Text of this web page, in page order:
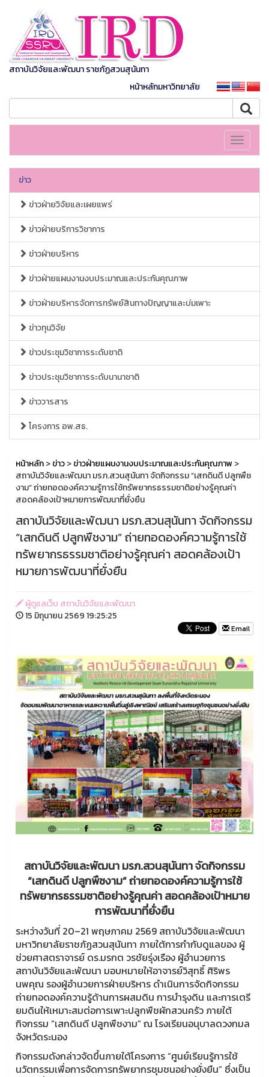
สถาบันวิจัยและพัฒนา ราชภัฏสวนสุนันทา
หน้าหลักมหาวิทยาลัย
Toggle
ข่าว
ข่าวฝ่ายวิจัยและเผยแพร่
ข่าวฝ่ายบริการวิชาการ
ข่าวฝ่ายบริหาร
ข่าวฝ่ายแผนงานงบประมาณและประกันคุณภาพ
ข่าวฝ่ายบริหารจัดการทรัพย์สินทางปัญญาและบ่มเพาะ
ข่าวทุนวิจัย
ข่าวประชุมวิชาการระดับชาติ
ข่าวประชุมวิชาการระดับนานาชาติ
ข่าววารสาร
โครงการ อพ.สธ.
หน้าหลัก>ข่าว>ข่าวฝ่ายแผนงานงบประมาณและประกันคุณภาพ >
สถาบันวิจัยและพัฒนา มรภ.สวนสุนันทา จัดกิจกรรม “เสกดินดี ปลูกพืช
งาม” ถ่ายทอดองค์ความรู้การใช้ทรัพยากรธรรมชาติอย่างรู้คุณค่า
สอดคล้องเป้าหมายการพัฒนาที่ยั่งยืน
สถาบันวิจัยและพัฒนา มรภ.สวนสุนันทา จัดกิจกรรม
“เสกดินดี ปลูกพืชงาม” ถ่ายทอดองค์ความรู้การใช้
ทรัพยากรธรรมชาติอย่างรู้คุณค่า สอดคล้องเป้า
หมายการพัฒนาที่ยั่งยืน
ผู้ดูแลเว็บ สถาบันวิจัยและพัฒนา
15 มิถุนายน 2569 19:25:25
Email
สถาบันวิจัยและพัฒนา มรภ.สวนสุนันทา จัดกิจกรรม
“เสกดินดี ปลูกพืชงาม” ถ่ายทอดองค์ความรู้การใช้
ทรัพยากรธรรมชาติอย่างรู้คุณค่า สอดคล้องเป้าหมาย
การพัฒนาที่ยั่งยืน
ระหว่างวันที่ 20–21 พฤษภาคม 2569 สถาบันวิจัยและพัฒนา
มหาวิทยาลัยราชภัฏสวนสุนันทา ภายใต้การกำกับดูแลของ ผู้
ช่วยศาสตราจารย์ ดร.มรกต วรชัยรุ่งเรือง ผู้อำนวยการ
สถาบันวิจัยและพัฒนา มอบหมายให้อาจารย์วิสุทธิ์ ศิริพร
นพคุณ รองผู้อำนวยการฝ่ายบริหาร ดำเนินการจัดกิจกรรม
ถ่ายทอดองค์ความรู้ด้านการผสมดิน การบำรุงดิน และการเตรี
ยมดินให้เหมาะสมต่อการเพาะปลูกพืชผักสวนครัว ภายใต้
กิจกรรม “เสกดินดี ปลูกพืชงาม” ณ โรงเรียนอนุบาลดวงกมล
จังหวัดระนอง
กิจกรรมดังกล่าวจัดขึ้นภายใต้โครงการ “ศูนย์เรียนรู้การใช้
นวัตกรรมเพื่อการจัดการทรัพยากรชุมชนอย่างยั่งยืน” ซึ่งเป็น